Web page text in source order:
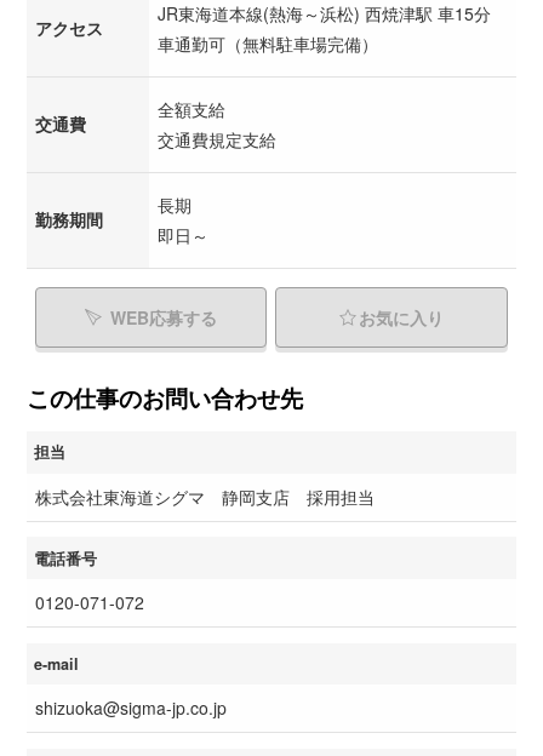
アクセス
JR東海道本線(熱海～浜松) 西焼津駅 車15分
車通勤可（無料駐車場完備）
交通費
全額支給
交通費規定支給
勤務期間
長期
即日～
WEB応募する お気に入り
この仕事のお問い合わせ先
担当
株式会社東海道シグマ 静岡支店 採用担当
電話番号
0120-071-072
e-mail
shizuoka@sigma-jp.co.jp